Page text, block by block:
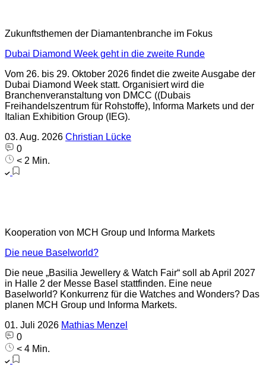
Zukunftsthemen der Diamantenbranche im Fokus
Dubai Diamond Week geht in die zweite Runde
Vom 26. bis 29. Oktober 2026 findet die zweite Ausgabe der
Dubai Diamond Week statt. Organisiert wird die
Branchenveranstaltung von DMCC ((Dubais
Freihandelszentrum für Rohstoffe), Informa Markets und der
Italian Exhibition Group (IEG).
03. Aug. 2026 Christian Lücke
0
< 2 Min.
Kooperation von MCH Group und Informa Markets
Die neue Baselworld?
Die neue „Basilia Jewellery & Watch Fair“ soll ab April 2027
in Halle 2 der Messe Basel stattfinden. Eine neue
Baselworld? Konkurrenz für die Watches and Wonders? Das
planen MCH Group und Informa Markets.
01. Juli 2026 Mathias Menzel
0
< 4 Min.